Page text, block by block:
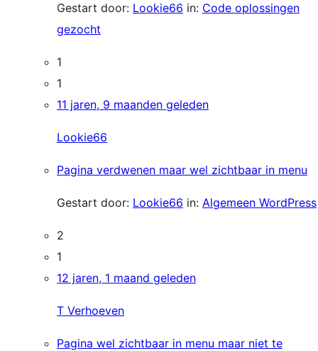
Gestart door: Lookie66 in: Code oplossingen
gezocht
1
1
11 jaren, 9 maanden geleden
Lookie66
Pagina verdwenen maar wel zichtbaar in menu
Gestart door: Lookie66 in: Algemeen WordPress
2
1
12 jaren, 1 maand geleden
T Verhoeven
Pagina wel zichtbaar in menu maar niet te